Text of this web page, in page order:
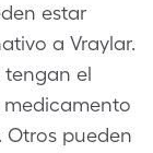
estar
a Vraylar.
tengan el
Otros pueden